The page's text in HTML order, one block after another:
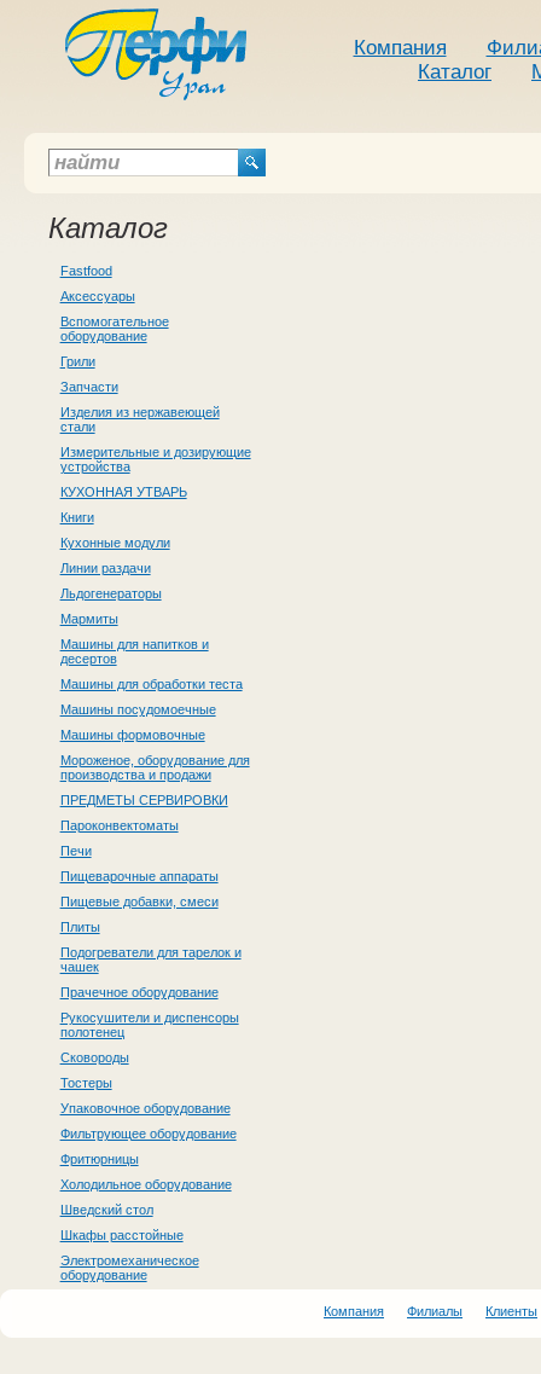
Компания
Каталог
Каталог
Fastfood
Аксессуары
Вспомогательное
оборудование
Грили
Запчасти
Изделия из нержавеющей
стали
Измерительные и дозирующие
устройства
КУХОННАЯ УТВАРЬ
Книги
Кухонные модули
Линии раздачи
Льдогенераторы
Мармиты
Машины для напитков и
десертов
Машины для обработки теста
Машины посудомоечные
Машины формовочные
Мороженое, оборудование для
производства и продажи
ПРЕДМЕТЫ СЕРВИРОВКИ
Пароконвектоматы
Печи
Пищеварочные аппараты
Пищевые добавки, смеси
Плиты
Подогреватели для тарелок и
чашек
Прачечное оборудование
Рукосушители и диспенсоры
полотенец
Сковороды
Тостеры
Упаковочное оборудование
Фильтрующее оборудование
Фритюрницы
Холодильное оборудование
Шведский стол
Шкафы расстойные
Электромеханическое
оборудование
Компания Филиалы Клиенты